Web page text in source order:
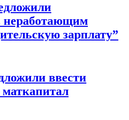
неработающим
зарплату”
ввести